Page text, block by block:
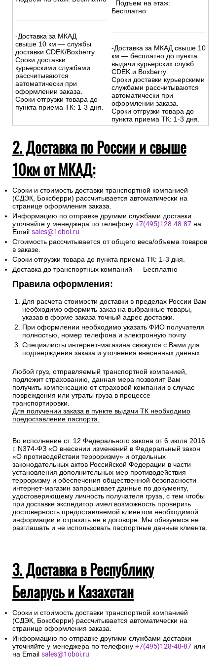
-Доставка за МКАД
свыше 10 км — службы
доставки CDEK/Boxberry
Сроки доставки
курьерскими службами
рассчитываются
автоматически при
оформлении заказа.
Сроки отгрузки товара до
пункта приема ТК: 1-3 дня.
Подъем на этаж:
Бесплатно
-Доставка за МКАД свыше 10
км — бесплатно до пункта
выдачи курьерских служб
CDEK и Boxberry
Сроки доставки курьерскими
службами рассчитываются
автоматически при
оформлении заказа.
Сроки отгрузки товара до
пункта приема ТК: 1-3 дня.
2. Доставка по России и свыше
10км от МКАД:
Сроки и стоимость доставки транспортной компанией
(СДЭК, Боксберри) рассчитывается автоматически на
странице оформления заказа.
Информацию по отправке другими службами доставки
уточняйте у менеджера по телефону +7(495)128-48-87 на
Email sales@1oboi.ru
Стоимость рассчитывается от общего веса/объема товаров
в заказе.
Сроки отгрузки товара до пункта приема ТК: 1-3 дня.
Доставка до транспортных компаний — Бесплатно
Правила оформления:
Для расчета стоимости доставки в пределах России Вам
необходимо оформить заказ на выбранные товары,
указав в форме заказа точный адрес доставки.
При оформлении необходимо указать ФИО получателя
полностью, номер телефона и электронную почту
Специалисты интернет-магазина свяжутся с Вами для
подтверждения заказа и уточнения внесенных данных.
Любой груз, отправляемый транспортной компанией,
подлежит страхованию, данная мера позволит Вам
получить компенсацию от страховой компании в случае
повреждения или утраты груза в процессе
транспортировки.
Для получении заказа в пункте выдачи ТК необходимо
предоставление паспорта.
Во исполнение ст. 12 Федерального закона от 6 июля 2016
г. N374-ФЗ «О внесении изменений в Федеральный закон
«О противодействии терроризму» и отдельных
законодательных актов Российской Федерации в части
установления дополнительных мер противодействия
терроризму и обеспечения общественной безопасности
интернет-магазин запрашивает данные по документу,
удостоверяющему личность получателя груза, с тем чтобы
при доставке экспедитор имел возможность проверить
достоверность предоставляемой клиентом необходимой
информации и отразить ее в договоре. Мы обязуемся не
разглашать и не использовать паспортные данные клиента.
3. Доставка в Республику
Беларусь и Казахстан
Сроки и стоимость доставки транспортной компанией
(СДЭК, Боксберри) рассчитывается автоматически на
странице оформления заказа.
Информацию по отправке другими службами доставки
уточняйте у менеджера по телефону +7(495)128-48-87 или
на Email sales@1oboi.ru